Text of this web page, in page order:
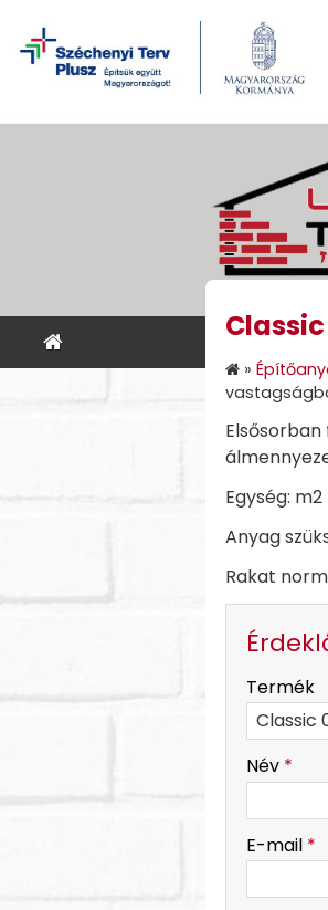
»
Egység: m2
Anyag
Rakat
Termék
Név *
E-mail *